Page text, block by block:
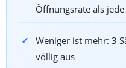
Öffnungsrate als jede
Weniger ist mehr: 3
völlig aus